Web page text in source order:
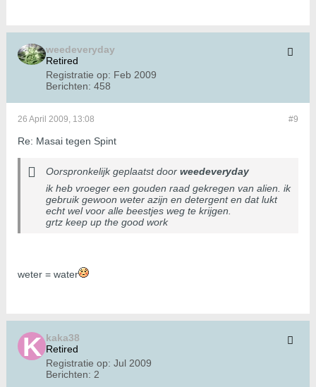
weedeveryday
Retired
Registratie op: Feb 2009
Berichten: 458
#9
26 April 2009, 13:08
Re: Masai tegen Spint
Oorspronkelijk geplaatst door weedeveryday
ik heb vroeger een gouden raad gekregen van alien. ik
gebruik gewoon weter azijn en detergent en dat lukt
echt wel voor alle beestjes weg te krijgen.
grtz keep up the good work
weter = water
kaka38
Retired
Registratie op: Jul 2009
Berichten: 2